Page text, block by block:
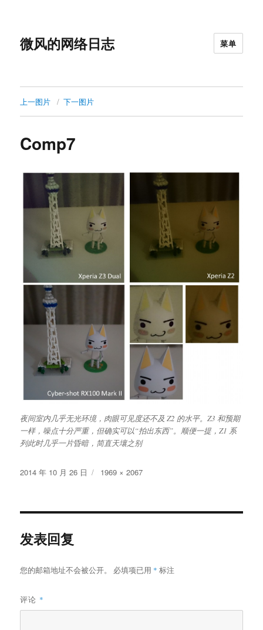
微风的网络日志 菜单
上一图片 下一图片
Comp7
夜间室内几乎无光环境，肉眼可见度还不及 Z2 的水平。Z3 和预期
一样，噪点十分严重，但确实可以“拍出东西”。顺便一提，Z1 系
列此时几乎一片昏暗，简直天壤之别
发
2014 年 10 月 26 日
原
寸
1969 × 2067
发表回复
您的邮箱地址不会被公开。 必填项已用 * 标注
评论 *